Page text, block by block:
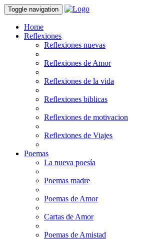
Toggle navigation
Home
Reflexiones
Reflexiones nuevas
Reflexiones de Amor
Reflexiones de la vida
Reflexiones biblicas
Reflexiones de motivacion
Reflexiones de Viajes
Poemas
La nueva poesía
Poemas madre
Poemas de Amor
Cartas de Amor
Poemas de Amistad